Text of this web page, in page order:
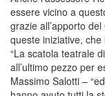
essere vicino a
grazie all’apporto
queste iniziative,
“La scatola teatrale
all’ultimo pezzo per
Massimo Salotti –